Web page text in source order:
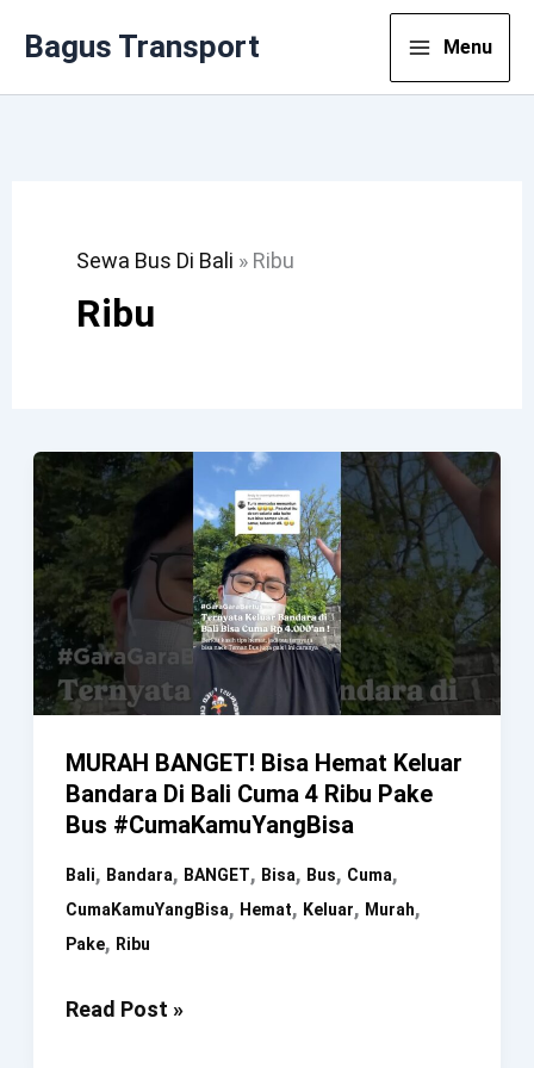
Bagus Transport Menu
Sewa Bus Di Bali » Ribu
Ribu
MURAH BANGET! Bisa Hemat Keluar
Bandara Di Bali Cuma 4 Ribu Pake
Bus #CumaKamuYangBisa
Bali, Bandara, BANGET, Bisa, Bus, Cuma,
CumaKamuYangBisa, Hemat, Keluar, Murah,
Pake, Ribu
MURAH
Read Post »